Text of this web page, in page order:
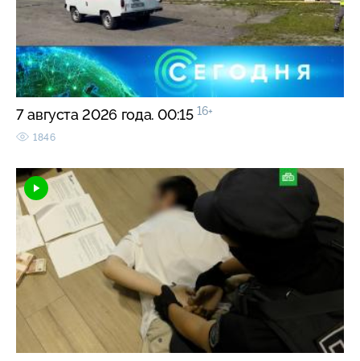
7 августа 2026 года. 00:15 16+
1846